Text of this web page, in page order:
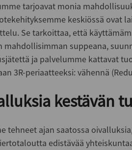
tarjoavat monia
keskiössä ovat
Se tarkoittaa, että
mahdollisimman suppeana,
ja palvelumme kattavat
3R-periaatteeksi: vähennä
kestävän
tehneet ajan saatossa
edistävää